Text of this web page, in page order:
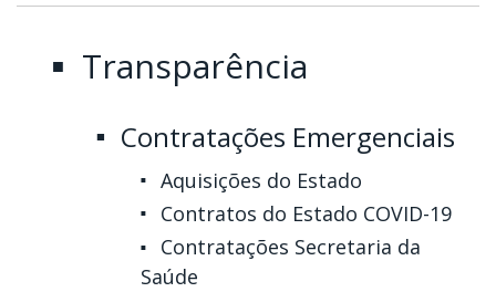
Transparência
Contratações Emergenciais
Aquisições do Estado
Contratos do Estado COVID-19
Contratações Secretaria da
Saúde